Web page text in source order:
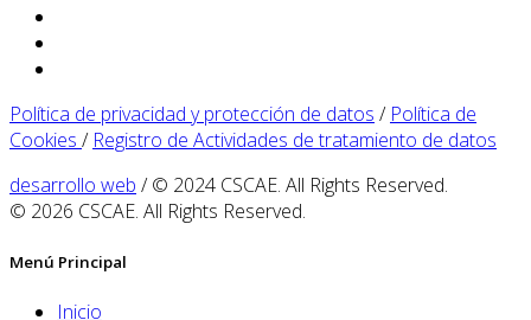
Política de privacidad y protección de datos / Política de
Cookies / Registro de Actividades de tratamiento de datos
desarrollo web / © 2024 CSCAE. All Rights Reserved.
© 2026 CSCAE. All Rights Reserved.
Menú Principal
Inicio